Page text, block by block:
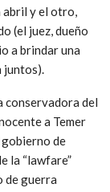
y el otro,
(el juez, dueño
a brindar una
conservadora del
a Temer
gobierno de
la “lawfare”
de guerra